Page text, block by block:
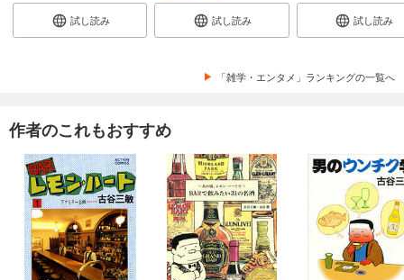
試し読み 試し読み 試し読み
「雑学・エンタメ」ランキングの一覧へ
作者のこれもおすすめ